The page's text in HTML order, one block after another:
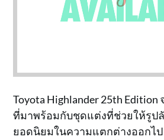
Toyota Highlander 25th Edition
ที่มาพร้อมกับชุดแต่งที่ช่วยให้รูป
ยอดนิยมในความแตกต่างออกไ